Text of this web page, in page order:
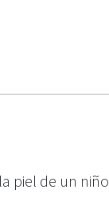
piel de un niño